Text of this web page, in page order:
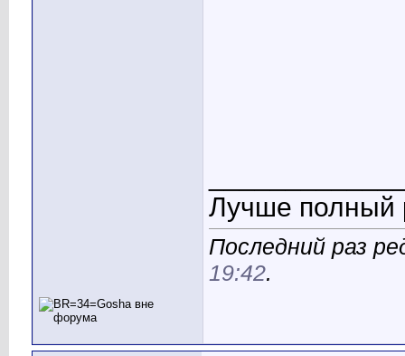
Лучше полный
Последний раз
19:42.